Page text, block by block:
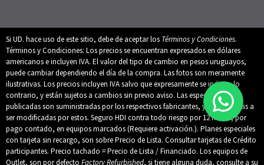
Si UD. hace uso de este sitio, debe de aceptar los Términos y Condiciones.
Términos y Condiciones: Los precios se encuentran expresados en dólares
americanos e incluyen IVA. El valor del tipo de cambio en pesos uruguayos,
puede cambiar dependiendo el día de la compra. Las fotos son meramente
ilustrativas. Los precios incluyen IVA salvo que expresamente se indique lo
contrario, y están sujetos a cambios sin previo aviso. Las especificaciones
publicadas son suministradas por los respectivos fabricantes, y están sujetas a
ser modificadas por estos. Seguro HDI contra todo riesgo por 12 meses, por
pago contado, en equipos marcados (Requiere activación.). Planes especiales
con tarjeta sin recargo, son sobre Precio de Lista. Consultar tarjetas de Crédito
participantes. Precio tachado = Precio de Lista / Financiado. Los equipos de
Outlet, son por defecto Factory Refurbished, si tiene alguna duda, consulte a su